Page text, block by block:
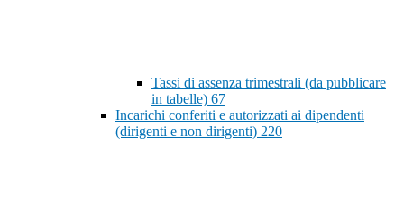
Tassi di assenza trimestrali (da pubblicare
in tabelle) 67
Incarichi conferiti e autorizzati ai dipendenti
(dirigenti e non dirigenti) 220